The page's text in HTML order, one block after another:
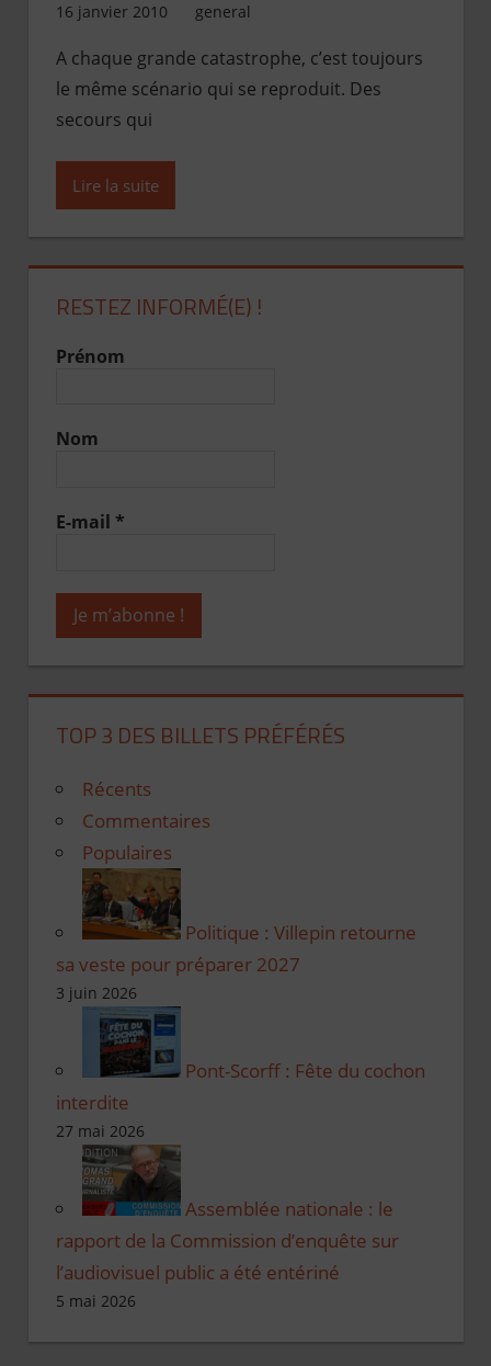
16 janvier 2010 Jean de Pont-Scorff
general
A chaque grande catastrophe, c’est toujours
le même scénario qui se reproduit. Des
secours qui
Lire la suite
RESTEZ INFORMÉ(E) !
Prénom
Nom
E-mail *
TOP 3 DES BILLETS PRÉFÉRÉS
Récents
Commentaires
Populaires
Politique : Villepin retourne
sa veste pour préparer 2027
3 juin 2026
Pont-Scorff : Fête du cochon
interdite
27 mai 2026
Assemblée nationale : le
rapport de la Commission d’enquête sur
l’audiovisuel public a été entériné
5 mai 2026